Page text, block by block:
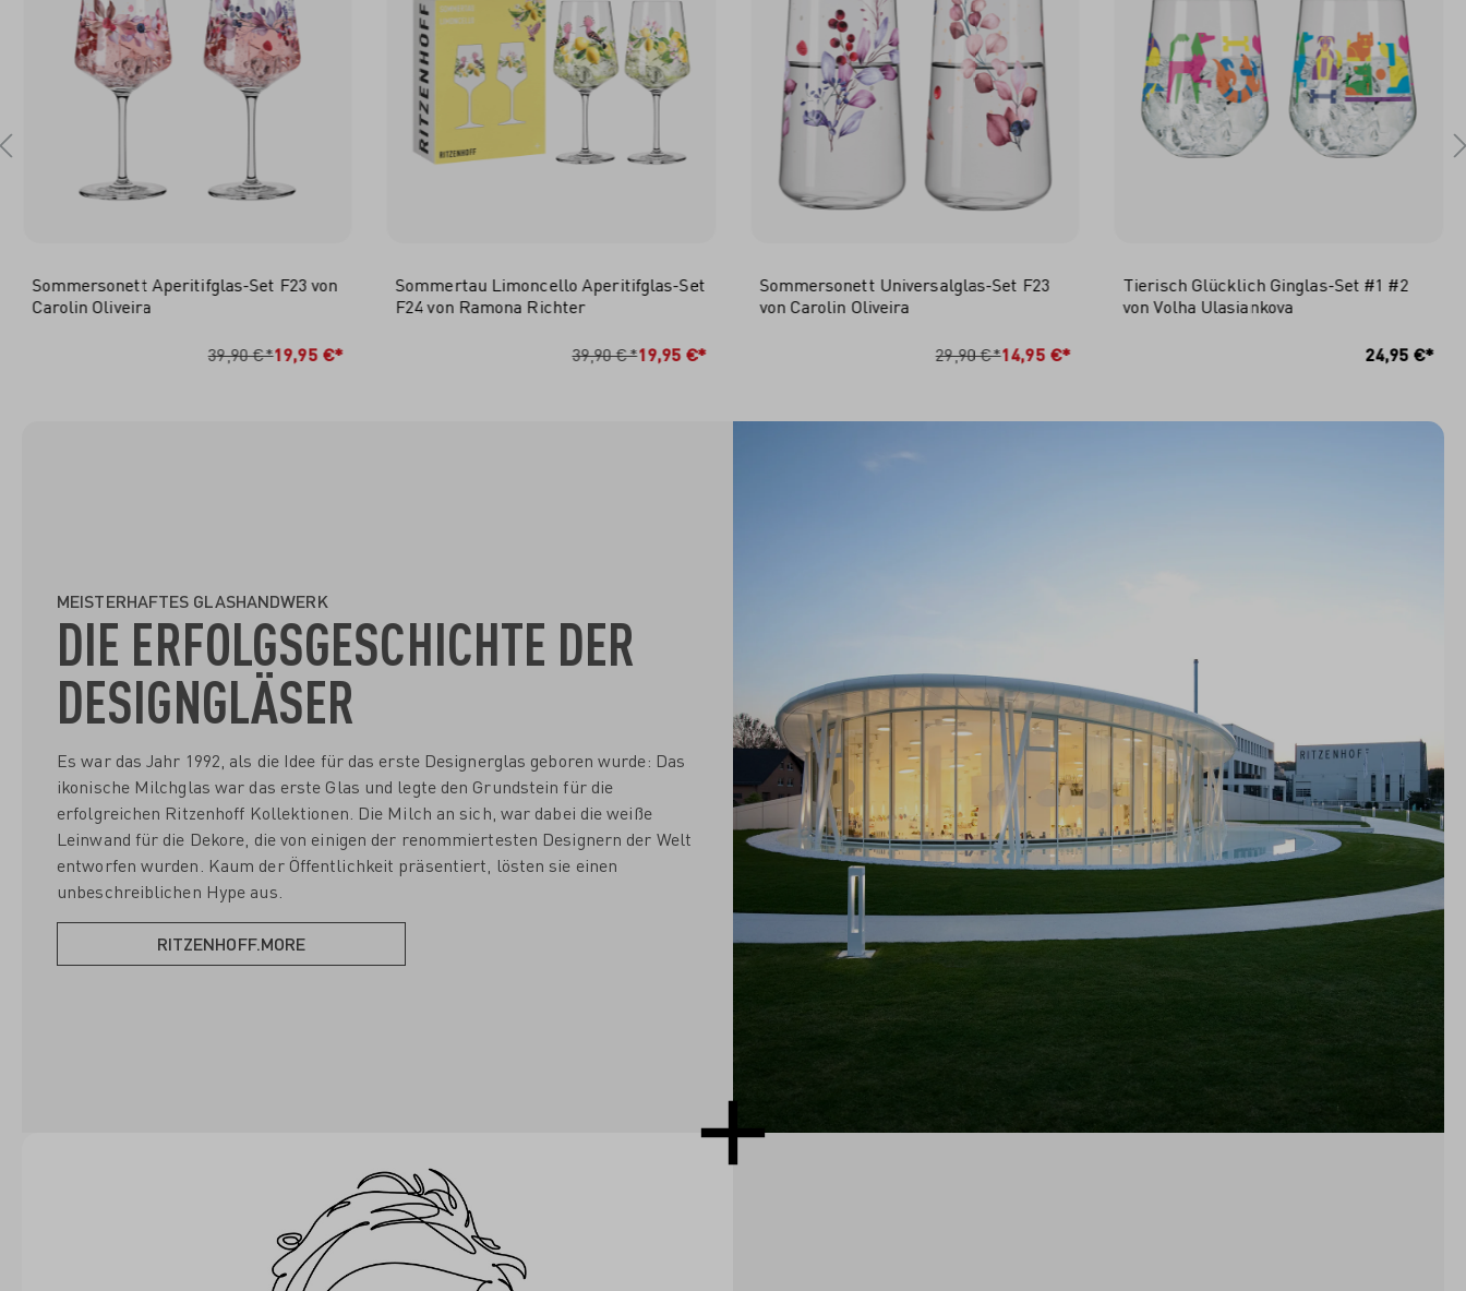
Sommersonett Aperitifglas-Set F23 von
Carolin Oliveira
39,90 €*19,95 €*
Sommertau Limoncello Aperitifglas-Set
F24 von Ramona Richter
39,90 €*19,95 €*
Sommersonett Universalglas-Set F23
von Carolin Oliveira
29,90 €*14,95 €*
Tierisch Glücklich Ginglas-Set #1 #2
von Volha Ulasiankova
24,95 €*
MEISTERHAFTES GLASHANDWERK
DIE ERFOLGSGESCHICHTE DER
DESIGNGLÄSER
Es war das Jahr 1992, als die Idee für das erste Designerglas geboren wurde: Das
ikonische Milchglas war das erste Glas und legte den Grundstein für die
erfolgreichen Ritzenhoff Kollektionen. Die Milch an sich, war dabei die weiße
Leinwand für die Dekore, die von einigen der renommiertesten Designern der Welt
entworfen wurden. Kaum der Öffentlichkeit präsentiert, lösten sie einen
unbeschreiblichen Hype aus.
RITZENHOFF.MORE